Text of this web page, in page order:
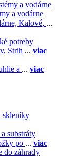
a vodárne
Kalové, ...
potreby
Strih ... viac
a ... viac
skleníky
substráty
po ... viac
do záhrady